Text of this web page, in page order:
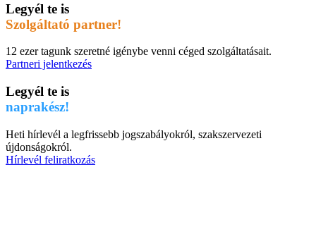
Legyél te is
Szolgáltató partner!
12 ezer tagunk szeretné igénybe venni céged szolgáltatásait.
Partneri jelentkezés
Legyél te is
naprakész!
Heti hírlevél a legfrissebb jogszabályokról, szakszervezeti
újdonságokról.
Hírlevél feliratkozás